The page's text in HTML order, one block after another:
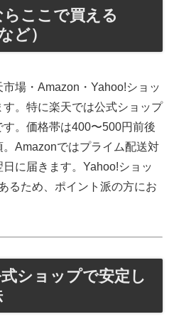
ここで買える
ど）
場・Amazon・Yahoo!ショッ
。特に楽天では公式ショップ
。価格帯は400〜500円前後
Amazonではプライム配送対
に届きます。Yahoo!ショッ
るため、ポイント派の方にお
ショップで安定し